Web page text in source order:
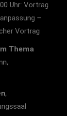
Uhr: Vortrag
–
Vortrag
Thema
,